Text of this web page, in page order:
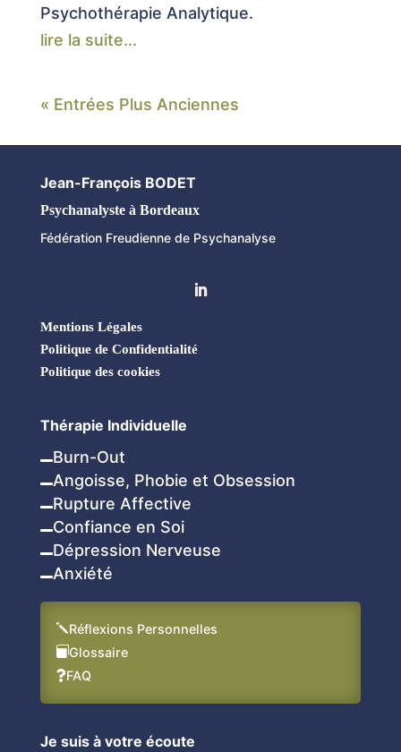
Psychothérapie Analytique.
lire la suite...
« Entrées Plus Anciennes
Jean-François BODET
Psychanalyste à Bordeaux
Fédération Freudienne de Psychanalyse
Mentions Légales
Politique de Confidentialité
Politique des cookies
Thérapie Individuelle
Burn-Out
Angoisse, Phobie et Obsession
Rupture Affective
Confiance en Soi
Dépression Nerveuse
Anxiété
jRéflexions Personnelles
Glossaire
FAQ
Je suis à votre écoute